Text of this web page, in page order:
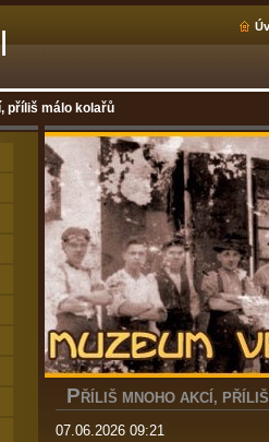
příliš málo kolařů
P ŘÍLIŠ MNOHO AKCÍ,
07.06.2026 09:21